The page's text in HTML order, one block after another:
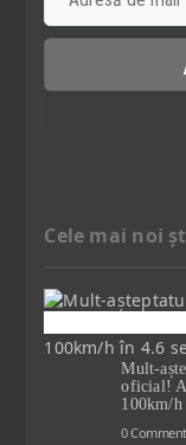
Cele mai noi
Mult-
oficial!
100km/h
0